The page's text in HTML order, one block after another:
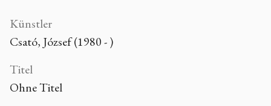
Künstler
Csató, József (1980 - )
Titel
Ohne Titel